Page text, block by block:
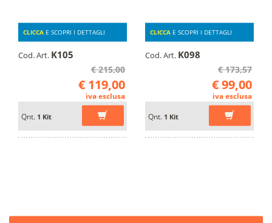
CLICCA E SCOPRI I DETTAGLI
Cod. Art. K105
€ 215,00
€ 119,00
iva esclusa
Qnt. 1 Kit
CLICCA E SCOPRI I DETTAGLI
Cod. Art. K098
€ 173,57
€ 99,00
iva esclusa
Qnt. 1 Kit